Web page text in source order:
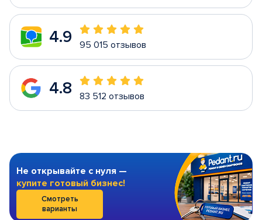
4.9 95 015 отзывов
4.8 83 512 отзывов
Не открывайте с нуля —
купите готовый бизнес!
Смотреть
варианты